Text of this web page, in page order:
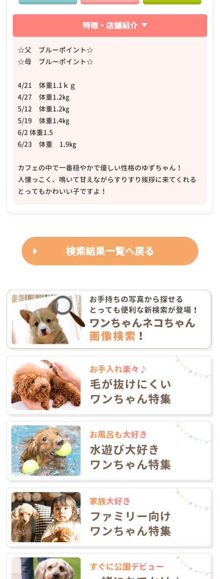
特徴・店舗紹介
☆父 ブルーポイント☆
☆母 ブルーポイント☆
4/21 体重1.1ｋｇ
4/27 体重1.2㎏
5/12 体重1.2㎏
5/19 体重1.4㎏
6/2 体重1.5
6/23 体重 1.9㎏
カフェの中で一番穏やかで優しい性格のゆずちゃん！
人懐っこく、鳴いて甘えながらすりすり挨拶に来てくれる
とってもかわいい子ですよ！
検索結果一覧へ戻る